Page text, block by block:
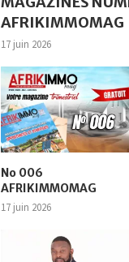
AFRIKIMMOMAG
17 juin 2026
No 006
AFRIKIMMOMAG
17 juin 2026